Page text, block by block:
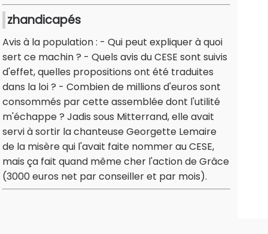
zhandicapés
Avis à la population : - Qui peut expliquer à quoi
sert ce machin ? - Quels avis du CESE sont suivis
d'effet, quelles propositions ont été traduites
dans la loi ? - Combien de millions d'euros sont
consommés par cette assemblée dont l'utilité
m'échappe ? Jadis sous Mitterrand, elle avait
servi à sortir la chanteuse Georgette Lemaire
de la misère qui l'avait faite nommer au CESE,
mais ça fait quand même cher l'action de Grâce
(3000 euros net par conseiller et par mois).